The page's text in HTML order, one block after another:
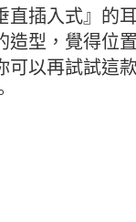
直插入式』的
造型，覺得位
以再試試這